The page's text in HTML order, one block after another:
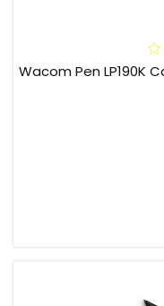
Wacom Pen LP190K